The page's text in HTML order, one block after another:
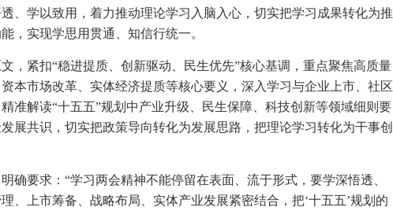
、学以致用，着力推动理论学习入脑入心，切实把学习成果转化为推
，实现学思用贯通、知信行统一。
，紧扣“稳进提质、创新驱动、民生优先”核心基调，重点聚焦高质量
本市场改革、实体经济提质等核心要义，深入学习与企业上市、社区
准解读“十五五”规划中产业升级、民生保障、科技创新等领域细则要
展共识，切实把政策导向转化为发展思路，把理论学习转化为干事创
确要求：“学习两会精神不能停留在表面、流于形式，要学深悟透、
、上市筹备、战略布局、实体产业发展紧密结合，把‘十五五’规划的